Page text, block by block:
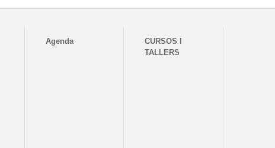
Agenda
CURSOS I
TALLERS